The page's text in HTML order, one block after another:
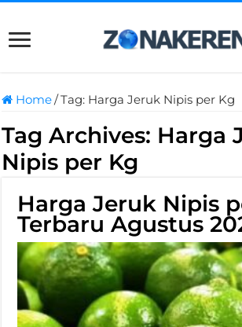
Home/Tag: Harga Jeruk Nipis per Kg
Tag Archives: Harga
Nipis per Kg
Harga Jeruk Nipis
Terbaru Agustus